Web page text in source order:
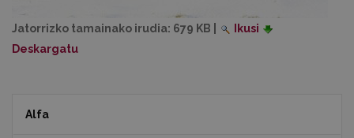
Jatorrizko tamainako irudia: 679 KB
Ikusi
Deskargatu
Alfa